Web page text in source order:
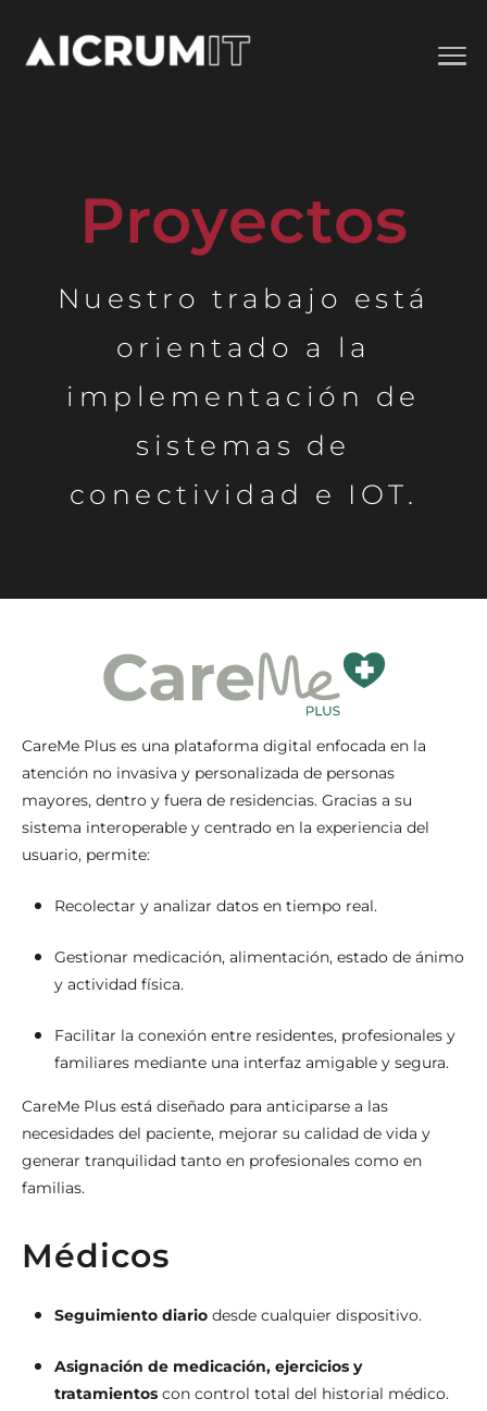
Proyectos
Nuestro trabajo está
orientado a la
implementación de
sistemas de
conectividad e IOT.
CareMe Plus es una plataforma digital enfocada en la
atención no invasiva y personalizada de personas
mayores, dentro y fuera de residencias. Gracias a su
sistema interoperable y centrado en la experiencia del
usuario, permite:
Recolectar y analizar datos en tiempo real.
Gestionar medicación, alimentación, estado de ánimo
y actividad física.
Facilitar la conexión entre residentes, profesionales y
familiares mediante una interfaz amigable y segura.
CareMe Plus está diseñado para anticiparse a las
necesidades del paciente, mejorar su calidad de vida y
generar tranquilidad tanto en profesionales como en
familias.
Médicos
Seguimiento diario desde cualquier dispositivo.
Asignación de medicación, ejercicios y
tratamientos con control total del historial médico.